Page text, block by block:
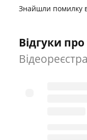
пристроєм в
Знайшли помилку
Відгуки